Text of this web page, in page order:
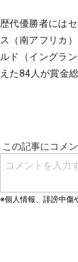
歴代優勝者には
ス（南アフリカ
ルド（イングラ
えた84人が賞金